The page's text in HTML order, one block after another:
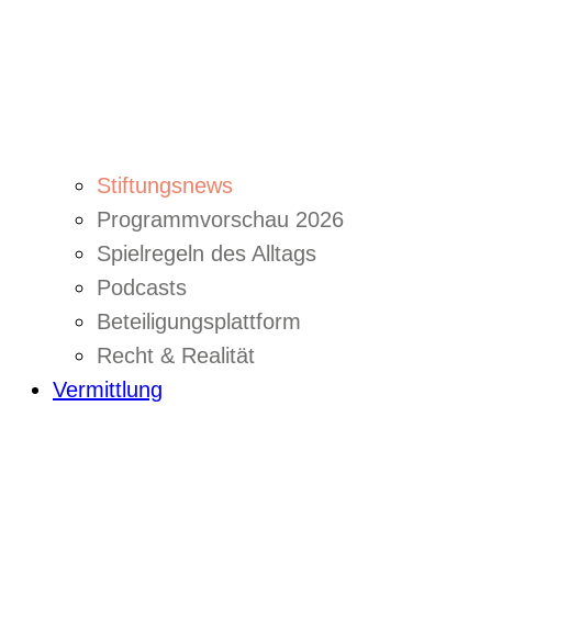
Stiftungsnews
Programmvorschau 2026
Spielregeln des Alltags
Podcasts
Beteiligungsplattform
Recht & Realität
Vermittlung